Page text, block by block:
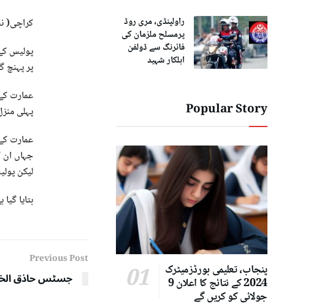
کراچی(
پولیس
پر پہنچ
عمارت
پہلی
لیکن
بتایا
Previous Post
جسٹس حاذق
راولپنڈی، مری روڈ
پرمسلح ملزمان کی
فائرنگ سے ڈولفن
اہلکار شہید
Popular Story
پنجاب، تعلیمی بورڈزمیٹرک
2024 کے نتائج کا اعلان 9
جولائی کو کریں گے